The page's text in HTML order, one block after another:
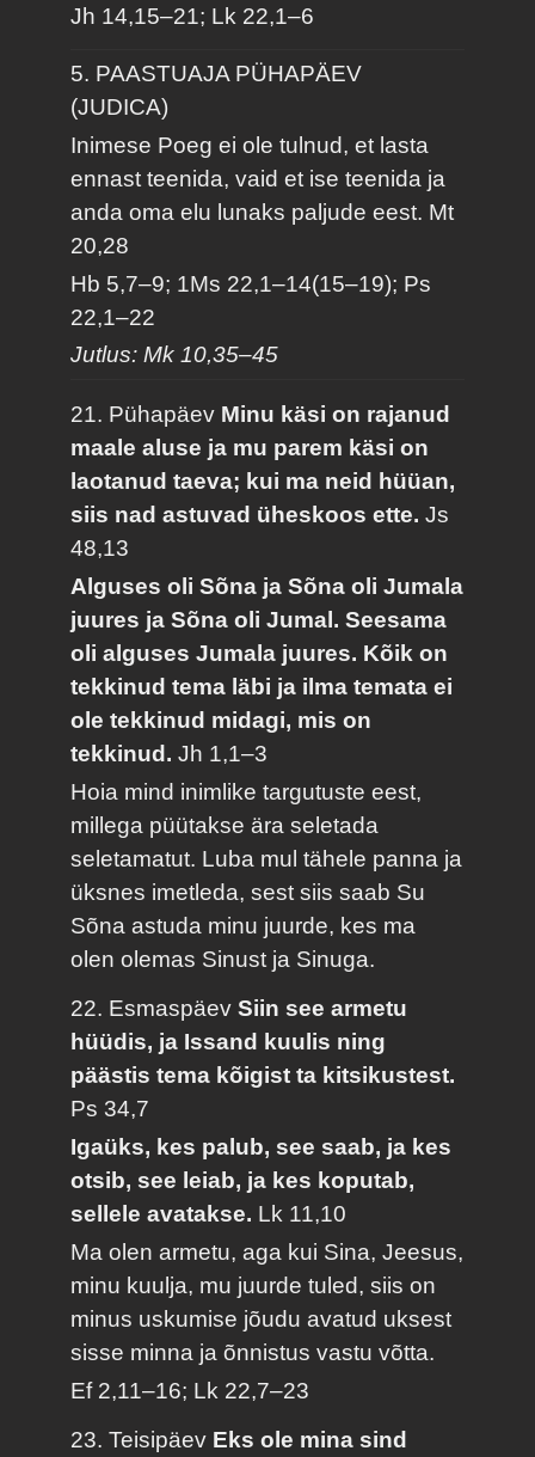
Jh 14,15–21; Lk 22,1–6
5. PAASTUAJA PÜHAPÄEV
(JUDICA)
Inimese Poeg ei ole tulnud, et lasta
ennast teenida, vaid et ise teenida ja
anda oma elu lunaks paljude eest. Mt
20,28
Hb 5,7–9; 1Ms 22,1–14(15–19); Ps
22,1–22
Jutlus: Mk 10,35–45
21. Pühapäev Minu käsi on rajanud
maale aluse ja mu parem käsi on
laotanud taeva; kui ma neid hüüan,
siis nad astuvad üheskoos ette.Js
48,13
Alguses oli Sõna ja Sõna oli Jumala
juures ja Sõna oli Jumal. Seesama
oli alguses Jumala juures. Kõik on
tekkinud tema läbi ja ilma temata ei
ole tekkinud midagi, mis on
tekkinud.Jh 1,1–3
Hoia mind inimlike targutuste eest,
millega püütakse ära seletada
seletamatut. Luba mul tähele panna ja
üksnes imetleda, sest siis saab Su
Sõna astuda minu juurde, kes ma
olen olemas Sinust ja Sinuga.
22. EsmaspäevSiin see armetu
hüüdis, ja Issand kuulis ning
päästis tema kõigist ta kitsikustest.
Ps 34,7
Igaüks, kes palub, see saab, ja kes
otsib, see leiab, ja kes koputab,
sellele avatakse. Lk 11,10
Ma olen armetu, aga kui Sina, Jeesus,
minu kuulja, mu juurde tuled, siis on
minus uskumise jõudu avatud uksest
sisse minna ja õnnistus vastu võtta.
Ef 2,11–16; Lk 22,7–23
23. Teisipäev Eks ole mina sind